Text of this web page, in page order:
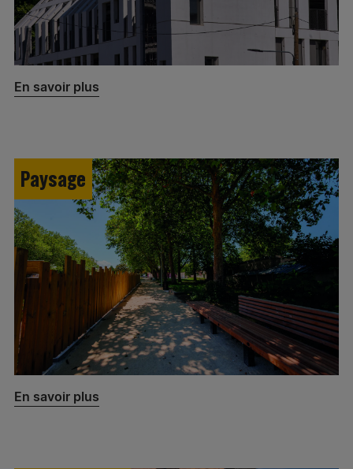
En savoir plus
Paysage
En savoir plus